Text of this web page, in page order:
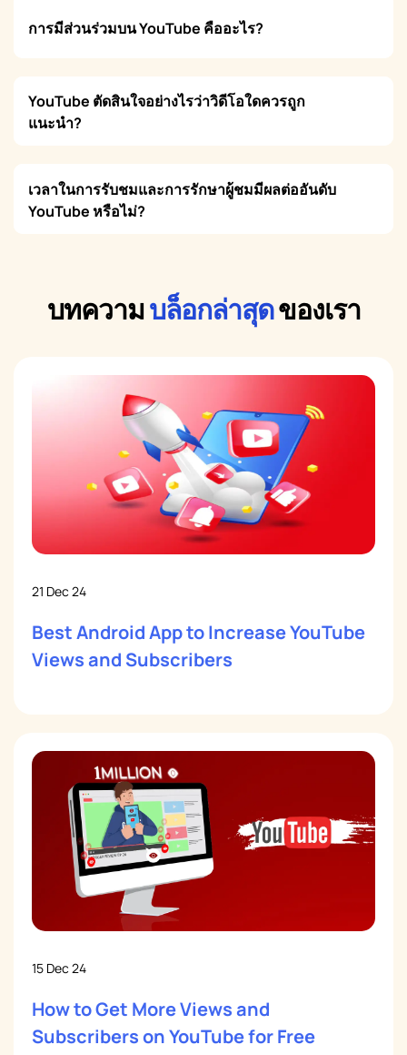
การมีส่วนร่วมบน YouTube คืออะไร?
YouTube ตัดสินใจอย่างไรว่าวิดีโอใดควรถูก
แนะนำ?
เวลาในการรับชมและการรักษาผู้ชมมีผลต่ออันดับ
YouTube หรือไม่?
บทความบล็อกล่าสุดของเรา
21 Dec 24
Best Android App to Increase YouTube
Views and Subscribers
15 Dec 24
How to Get More Views and
Subscribers on YouTube for Free